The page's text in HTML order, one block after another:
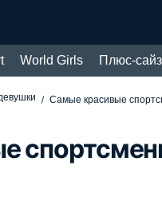
World Girls Плюс-сайз
Самые красивые